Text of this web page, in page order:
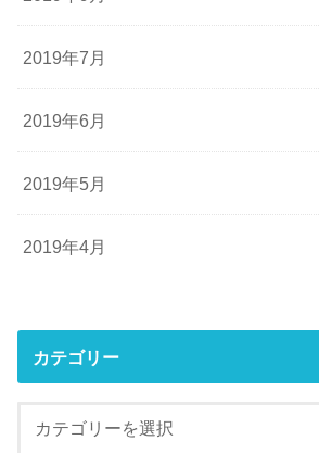
2019年7月
2019年6月
2019年5月
2019年4月
カテゴリー